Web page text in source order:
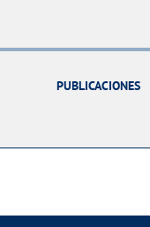
PUBLICACIONES